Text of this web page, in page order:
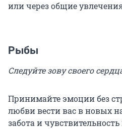
или через общие
Рыбы
Следуйте зову своего
Принимайте эмоции без
любви вести вас в новых
забота и